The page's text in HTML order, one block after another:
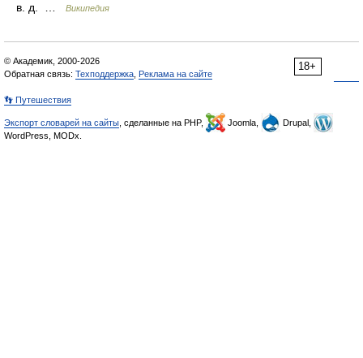
в. д. …
Википедия
18+
© Академик, 2000-2026
Обратная связь: Техподдержка Реклама на сайте
👣 Путешествия
Экспорт словарей на сайты , сделанные на PHP, Joomla,
Drupal,
WordPress, MODx.